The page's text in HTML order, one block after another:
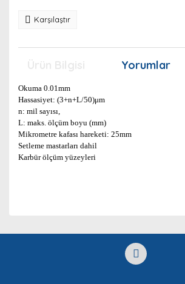
Karşılaştır
Yorumlar
Okuma 0.01mm
Hassasiyet: (3+n+L/50)μm
n: mil sayısı,
L: maks. ölçüm boyu (mm)
Mikrometre kafası hareketi: 25mm
Setleme mastarları dahil
Karbür ölçüm yüzeyleri
Yorum Yaz
Soru Sor
formunu kullanarak tarafımıza
Görüş ve önerileriniz için teşekkür ederiz.